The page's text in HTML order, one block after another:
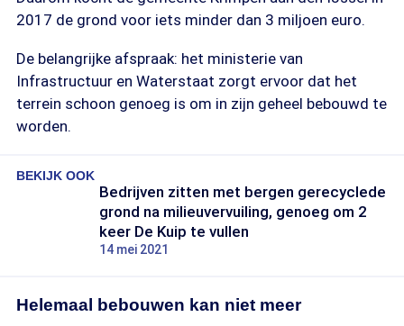
2017 de grond voor iets minder dan 3 miljoen euro.
De belangrijke afspraak: het ministerie van
Infrastructuur en Waterstaat zorgt ervoor dat het
terrein schoon genoeg is om in zijn geheel bebouwd te
worden.
BEKIJK OOK
Bedrijven zitten met bergen gerecyclede
grond na milieuvervuiling, genoeg om 2
keer De Kuip te vullen
14 mei 2021
Helemaal bebouwen kan niet meer